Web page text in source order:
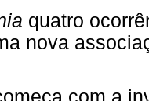
quatro
nova